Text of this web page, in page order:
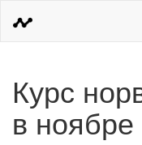
Курс
в